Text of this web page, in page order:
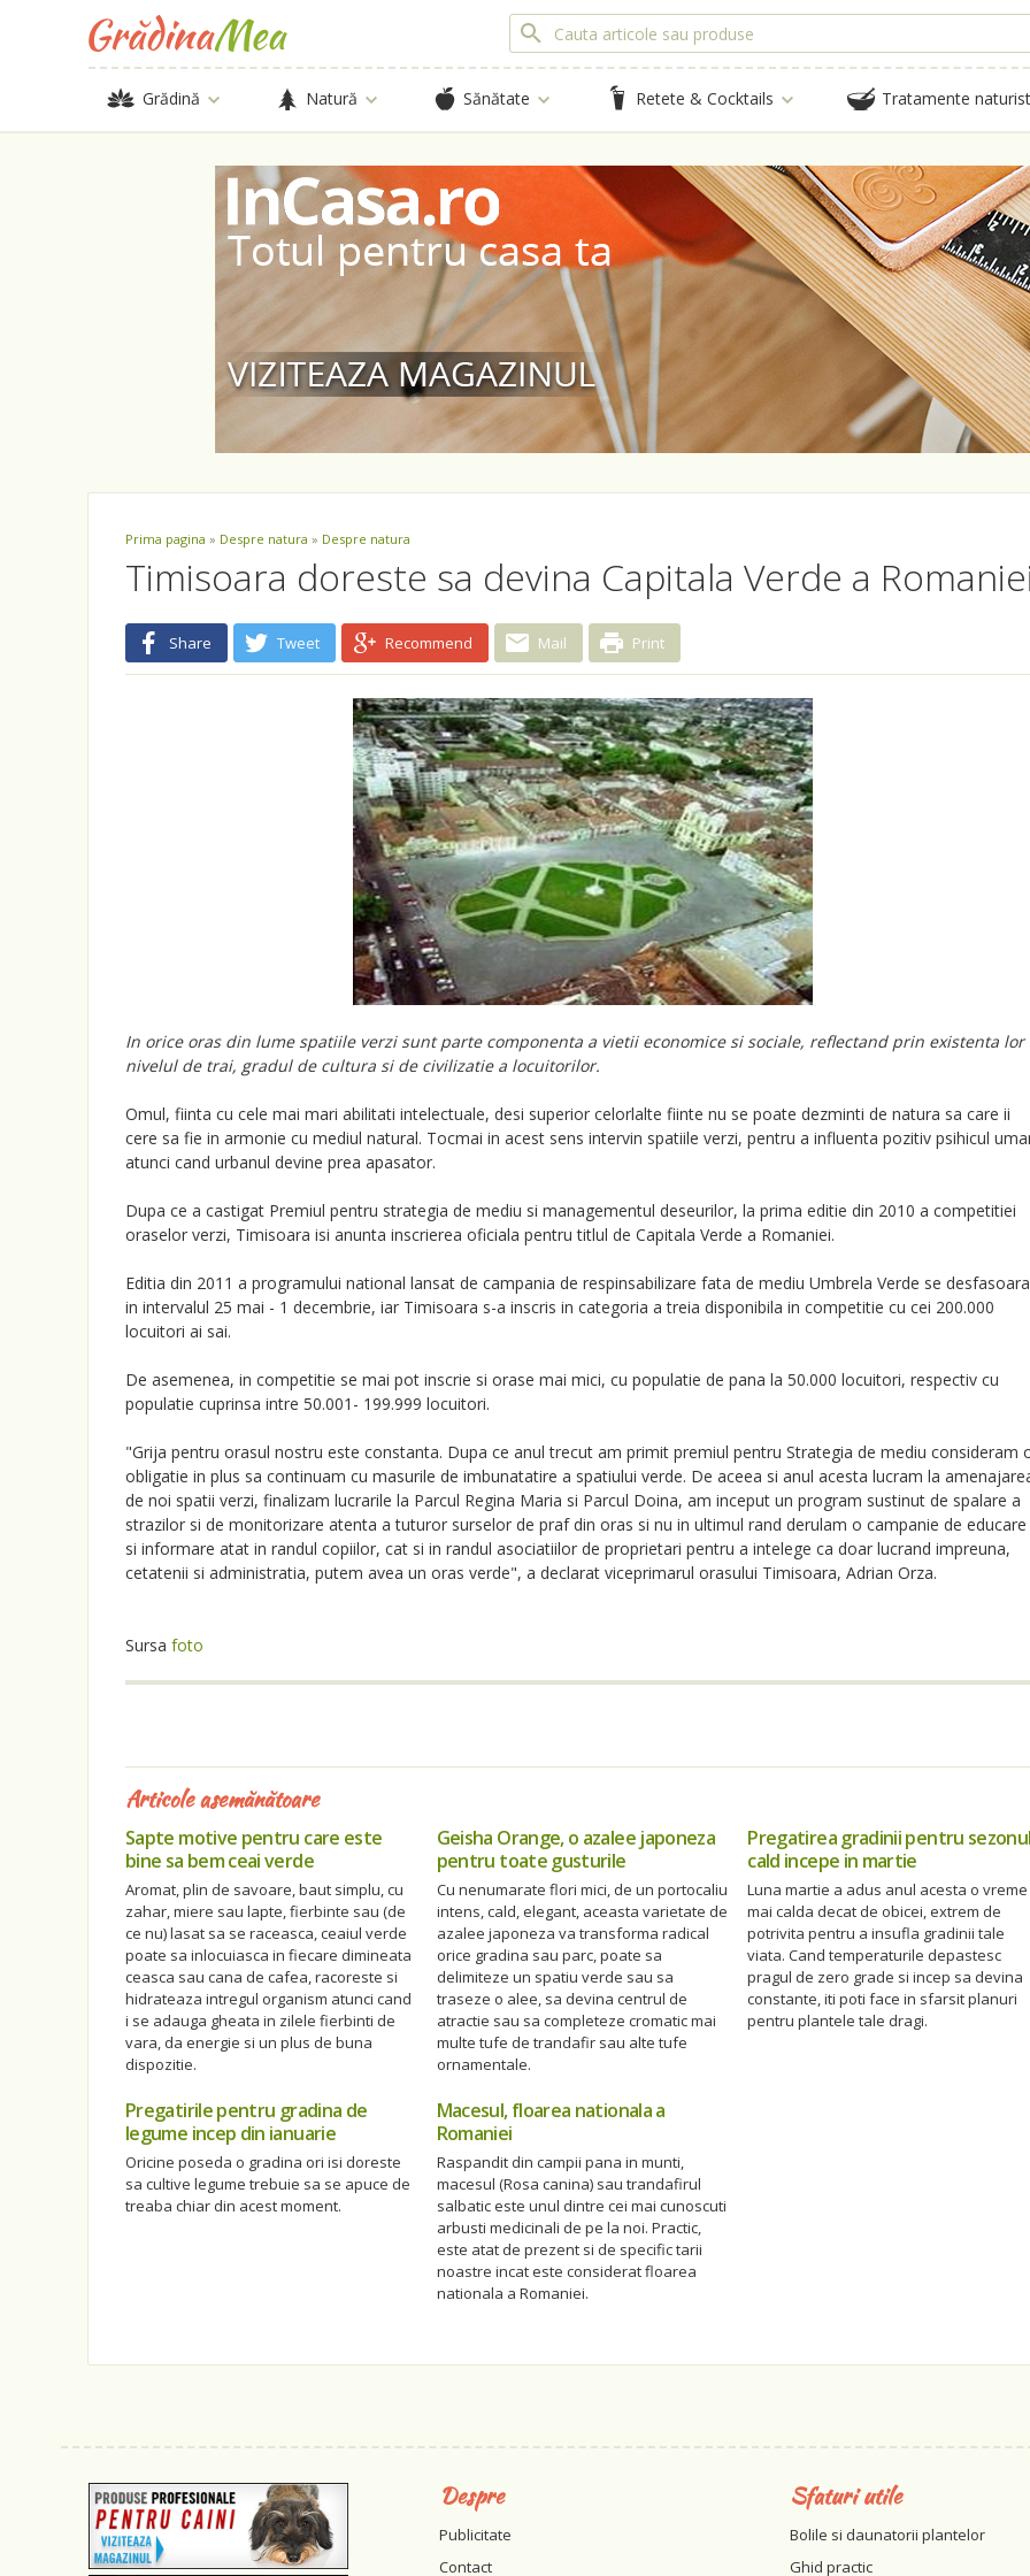
Grădină Natură Sănătate Retete & Cocktails Tratamente
Prima pagina » Despre natura » Despre natura
Timisoara doreste sa devina Capitala Verde a
Share Tweet Recommend Mail Print
In orice oras din lume spatiile verzi sunt parte componenta a vietii economice si sociale, reflectand prin existenta lor
nivelul de trai, gradul de cultura si de civilizatie a locuitorilor.
Omul, fiinta cu cele mai mari abilitati intelectuale, desi superior celorlalte fiinte nu se poate dezminti de natura sa care ii
cere sa fie in armonie cu mediul natural. Tocmai in acest sens intervin spatiile verzi, pentru a influenta pozitiv psihicul
atunci cand urbanul devine prea apasator.
Dupa ce a castigat Premiul pentru strategia de mediu si managementul deseurilor, la prima editie din 2010 a competitiei
oraselor verzi, Timisoara isi anunta inscrierea oficiala pentru titlul de Capitala Verde a Romaniei.
Editia din 2011 a programului national lansat de campania de respinsabilizare fata de mediu Umbrela Verde se desfasoara
in intervalul 25 mai - 1 decembrie, iar Timisoara s-a inscris in categoria a treia disponibila in competitie cu cei 200.000
locuitori ai sai.
De asemenea, in competitie se mai pot inscrie si orase mai mici, cu populatie de pana la 50.000 locuitori, respectiv cu
populatie cuprinsa intre 50.001- 199.999 locuitori.
"Grija pentru orasul nostru este constanta. Dupa ce anul trecut am primit premiul pentru Strategia de mediu consideram
obligatie in plus sa continuam cu masurile de imbunatatire a spatiului verde. De aceea si anul acesta lucram la
de noi spatii verzi, finalizam lucrarile la Parcul Regina Maria si Parcul Doina, am inceput un program sustinut de spalare a
strazilor si de monitorizare atenta a tuturor surselor de praf din oras si nu in ultimul rand derulam o campanie de educare
si informare atat in randul copiilor, cat si in randul asociatiilor de proprietari pentru a intelege ca doar lucrand impreuna,
cetatenii si administratia, putem avea un oras verde", a declarat viceprimarul orasului Timisoara, Adrian Orza.
Sursa foto
Articole asemănătoare
Sapte motive pentru care este
bine sa bem ceai verde
Aromat, plin de savoare, baut simplu, cu
zahar, miere sau lapte, fierbinte sau (de
ce nu) lasat sa se raceasca, ceaiul verde
poate sa inlocuiasca in fiecare dimineata
ceasca sau cana de cafea, racoreste si
hidrateaza intregul organism atunci cand
i se adauga gheata in zilele fierbinti de
vara, da energie si un plus de buna
dispozitie.
Geisha Orange, o azalee japoneza
pentru toate gusturile
Cu nenumarate flori mici, de un portocaliu
intens, cald, elegant, aceasta varietate de
azalee japoneza va transforma radical
orice gradina sau parc, poate sa
delimiteze un spatiu verde sau sa
traseze o alee, sa devina centrul de
atractie sau sa completeze cromatic mai
multe tufe de trandafir sau alte tufe
ornamentale.
Pregatirea gradinii pentru
cald incepe in martie
Luna martie a adus anul acesta o vreme
mai calda decat de obicei, extrem de
potrivita pentru a insufla gradinii tale
viata. Cand temperaturile depastesc
pragul de zero grade si incep sa devina
constante, iti poti face in sfarsit planuri
pentru plantele tale dragi.
Pregatirile pentru gradina de
legume incep din ianuarie
Oricine poseda o gradina ori isi doreste
sa cultive legume trebuie sa se apuce de
treaba chiar din acest moment.
Macesul, floarea nationala a
Romaniei
Raspandit din campii pana in munti,
macesul (Rosa canina) sau trandafirul
salbatic este unul dintre cei mai cunoscuti
arbusti medicinali de pe la noi. Practic,
este atat de prezent si de specific tarii
noastre incat este considerat floarea
nationala a Romaniei.
Despre
Publicitate
Contact
Sfaturi utile
Bolile si daunatorii plantelor
Ghid practic